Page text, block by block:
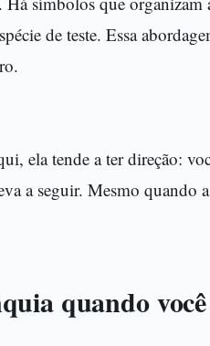
de teste. Essa
ela tende a ter direção:
a seguir. Mesmo quando
quando